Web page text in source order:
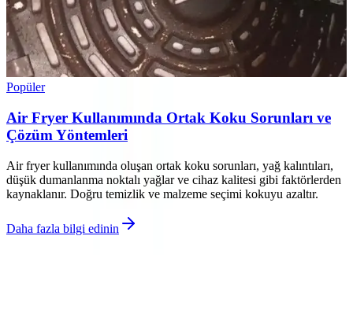
Popüler
Air Fryer Kullanımında Ortak Koku Sorunları ve
Çözüm Yöntemleri
Air fryer kullanımında oluşan ortak koku sorunları, yağ kalıntıları,
düşük dumanlanma noktalı yağlar ve cihaz kalitesi gibi faktörlerden
kaynaklanır. Doğru temizlik ve malzeme seçimi kokuyu azaltır.
Daha fazla bilgi edinin